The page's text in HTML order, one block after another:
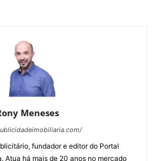
Meneses
fundador e editor do Portal
Atua há mais de 20 anos no mercado